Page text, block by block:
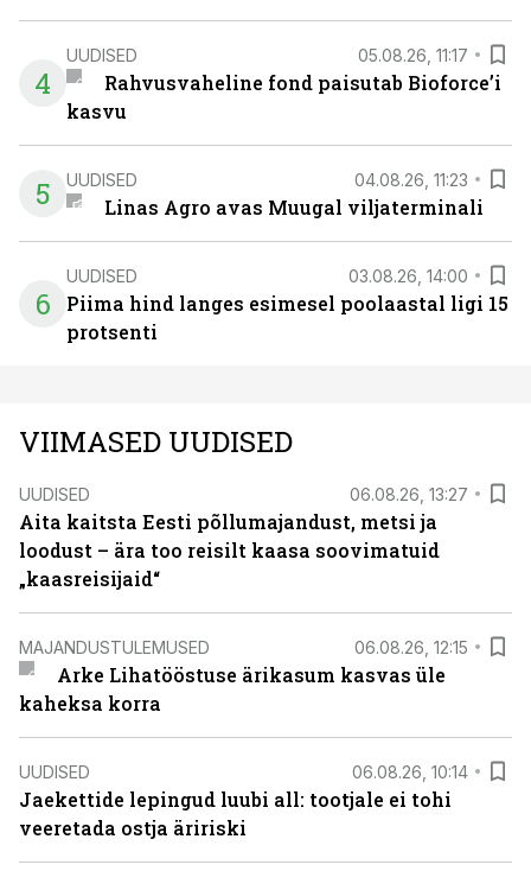
4
UUDISED 05.08.26, 11:17
Rahvusvaheline fond paisutab Bioforce’i
kasvu
5 UUDISED 04.08.26, 11:23
Linas Agro avas Muugal viljaterminali
6
UUDISED 03.08.26, 14:00
Piima hind langes esimesel poolaastal ligi 15
protsenti
VIIMASED UUDISED
UUDISED 06.08.26, 13:27
Aita kaitsta Eesti põllumajandust, metsi ja
loodust – ära too reisilt kaasa soovimatuid
„kaasreisijaid“
MAJANDUSTULEMUSED 06.08.26, 12:15
Arke Lihatööstuse ärikasum kasvas üle
kaheksa korra
UUDISED 06.08.26, 10:14
Jaekettide lepingud luubi all: tootjale ei tohi
veeretada ostja äririski